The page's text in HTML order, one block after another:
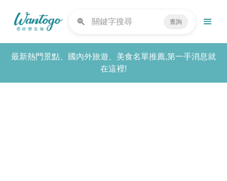
查詢
最新熱門景點、國內外旅遊、美食名單推薦,第一手消息就
在這裡!